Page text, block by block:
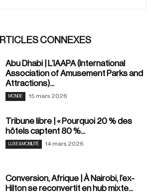
CONNEXES
Abu Dhabi | L’IAAPA (International
Association of Amusement Parks and
Attractions)...
MONDE 15 mars 2026
Tribune libre | « Pourquoi 20 % des
hôtels captent 80 %...
LUXE & MOBILITÉ 14 mars 2026
Conversion, Afrique | À Nairobi, l’ex-
Hilton se reconvertit en hub mixte...